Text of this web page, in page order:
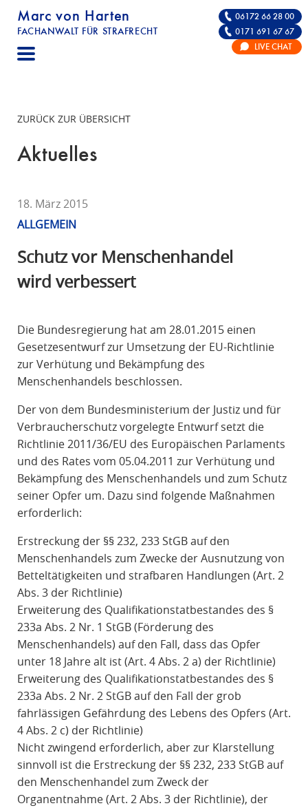
Marc von Harten
FACHANWALT FÜR STRAFRECHT
STRAFRECHT | RECHTSANWALT FÜR DIE
06172 66 28 00
0171 691 67 67
LIVE CHAT
ZURÜCK ZUR ÜBERSICHT
Aktuelles
18. März 2015
ALLGEMEIN
Schutz vor Menschenhandel
wird verbessert
Die Bundesregierung hat am 28.01.2015 einen
Gesetzesentwurf zur Umsetzung der EU-Richtlinie
zur Verhütung und Bekämpfung des
Menschenhandels beschlossen.
Der von dem Bundesministerium der Justiz und für
Verbraucherschutz vorgelegte Entwurf setzt die
Richtlinie 2011/36/EU des Europäischen Parlaments
und des Rates vom 05.04.2011 zur Verhütung und
Bekämpfung des Menschenhandels und zum Schutz
seiner Opfer um. Dazu sind folgende Maßnahmen
erforderlich:
Erstreckung der §§ 232, 233 StGB auf den
Menschenhandels zum Zwecke der Ausnutzung von
Betteltätigkeiten und strafbaren Handlungen (Art. 2
Abs. 3 der Richtlinie)
Erweiterung des Qualifikationstatbestandes des §
233a Abs. 2 Nr. 1 StGB (Förderung des
Menschenhandels) auf den Fall, dass das Opfer
unter 18 Jahre alt ist (Art. 4 Abs. 2 a) der Richtlinie)
Erweiterung des Qualifikationstatbestandes des §
233a Abs. 2 Nr. 2 StGB auf den Fall der grob
fahrlässigen Gefährdung des Lebens des Opfers (Art.
4 Abs. 2 c) der Richtlinie)
Nicht zwingend erforderlich, aber zur Klarstellung
sinnvoll ist die Erstreckung der §§ 232, 233 StGB auf
den Menschenhandel zum Zweck der
Organentnahme (Art. 2 Abs. 3 der Richtlinie), der